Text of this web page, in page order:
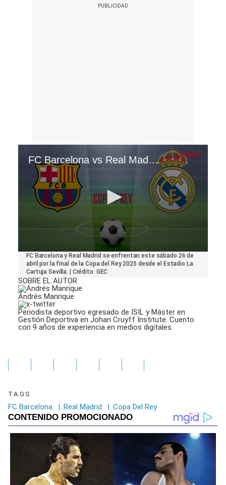
FC Barcelona vs Real Madrid por la final de la Copa del Rey 2025
seconds
30
seconds
FC Barcelona y Real Madrid se enfrentan este sábado 26 de
abril por la final de la Copa del Rey 2025 desde el Estadio La
Cartuja Sevilla. | Crédito: GEC
SOBRE EL AUTOR
Andrés Manrique
Periodista deportivo egresado de ISIL y Máster en
Gestión Deportiva en Johan Cruyff Institute. Cuento
con 9 años de experiencia en medios digitales.
TAGS
FC Barcelona | Real Madrid | Copa Del Rey